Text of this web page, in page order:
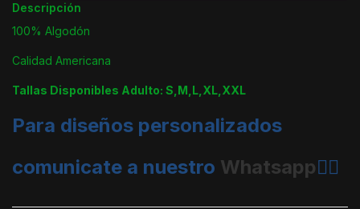
Descripción
100% Algodón
Calidad Americana
Tallas Disponibles Adulto: S,M,L,XL,XXL
Para diseños personalizados
comunicate a nuestro Whatsapp👈🏼